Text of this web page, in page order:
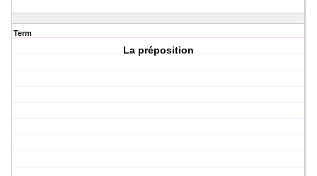
Term
La préposition